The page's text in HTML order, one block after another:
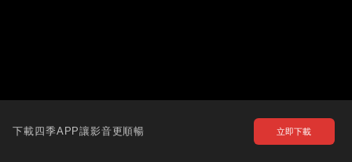
下載四季APP讓影音更順暢 立即下載